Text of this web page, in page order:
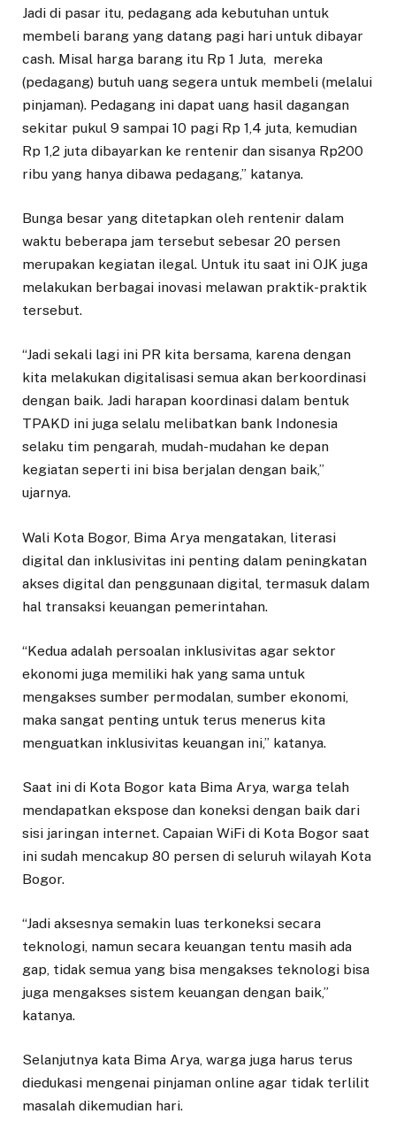
Jadi di pasar itu, pedagang ada kebutuhan untuk
membeli barang yang datang pagi hari untuk dibayar
cash. Misal harga barang itu Rp 1 Juta, mereka
(pedagang) butuh uang segera untuk membeli (melalui
pinjaman). Pedagang ini dapat uang hasil dagangan
sekitar pukul 9 sampai 10 pagi Rp 1,4 juta, kemudian
Rp 1,2 juta dibayarkan ke rentenir dan sisanya Rp200
ribu yang hanya dibawa pedagang,” katanya.
Bunga besar yang ditetapkan oleh rentenir dalam
waktu beberapa jam tersebut sebesar 20 persen
merupakan kegiatan ilegal. Untuk itu saat ini OJK juga
melakukan berbagai inovasi melawan praktik-praktik
tersebut.
“Jadi sekali lagi ini PR kita bersama, karena dengan
kita melakukan digitalisasi semua akan berkoordinasi
dengan baik. Jadi harapan koordinasi dalam bentuk
TPAKD ini juga selalu melibatkan bank Indonesia
selaku tim pengarah, mudah-mudahan ke depan
kegiatan seperti ini bisa berjalan dengan baik,”
ujarnya.
Wali Kota Bogor, Bima Arya mengatakan, literasi
digital dan inklusivitas ini penting dalam peningkatan
akses digital dan penggunaan digital, termasuk dalam
hal transaksi keuangan pemerintahan.
“Kedua adalah persoalan inklusivitas agar sektor
ekonomi juga memiliki hak yang sama untuk
mengakses sumber permodalan, sumber ekonomi,
maka sangat penting untuk terus menerus kita
menguatkan inklusivitas keuangan ini,” katanya.
Saat ini di Kota Bogor kata Bima Arya, warga telah
mendapatkan ekspose dan koneksi dengan baik dari
sisi jaringan internet. Capaian WiFi di Kota Bogor saat
ini sudah mencakup 80 persen di seluruh wilayah Kota
Bogor.
“Jadi aksesnya semakin luas terkoneksi secara
teknologi, namun secara keuangan tentu masih ada
gap, tidak semua yang bisa mengakses teknologi bisa
juga mengakses sistem keuangan dengan baik,”
katanya.
Selanjutnya kata Bima Arya, warga juga harus terus
diedukasi mengenai pinjaman online agar tidak terlilit
masalah dikemudian hari.